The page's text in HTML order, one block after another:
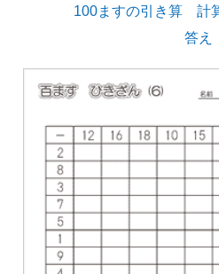
100ますの引き算 計
答え